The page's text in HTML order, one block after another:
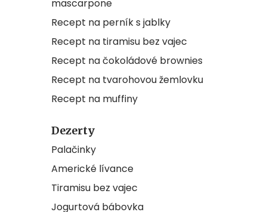
mascarpone
Recept na perník s jablky
Recept na tiramisu bez vajec
Recept na čokoládové brownies
Recept na tvarohovou žemlovku
Recept na muffiny
Dezerty
Palačinky
Americké lívance
Tiramisu bez vajec
Jogurtová bábovka